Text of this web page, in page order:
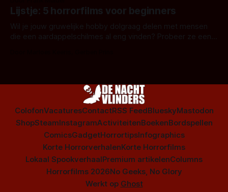
Amsterdamned of The Johnsons. Maar Nederlandse horror
is niet beperkt tot films. Hier een aantal Nederlandse tv-
series uit het duistere of horrorgenre. Als
Lijstje: 5 horrorfilms voor beginners
Wil je jouw gruwelijke hobby dolgraag delen met mensen
die een aardappelschilmes al eng vinden? Probeer ze eens
ColofonVacaturesContactRSS FeedBlueskyMastodon
ShopSteamInstagramActiviteitenBoekenBordspellen
ComicsGadgetHorrortipsInfographics
Korte HorrorverhalenKorte Horrorfilms
Lokaal SpookverhaalPremium artikelenColumns
Horrorfilms 2026No Geeks, No Glory
Werkt op Ghost